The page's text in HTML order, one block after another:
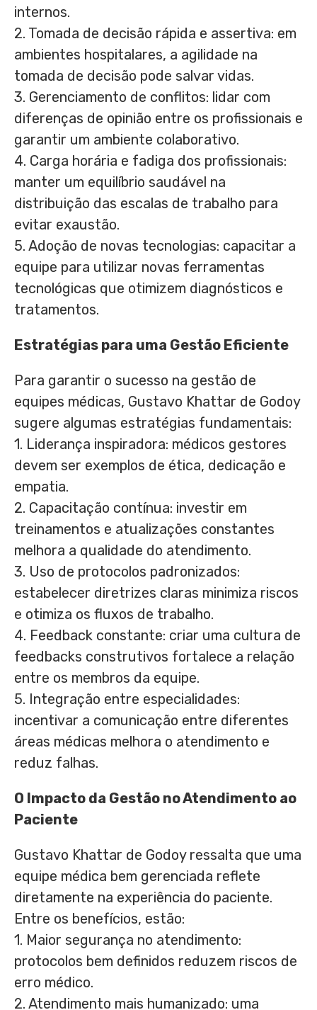
internos.
2. Tomada de decisão rápida e assertiva: em
ambientes hospitalares, a agilidade na
tomada de decisão pode salvar vidas.
3. Gerenciamento de conflitos: lidar com
diferenças de opinião entre os profissionais e
garantir um ambiente colaborativo.
4. Carga horária e fadiga dos profissionais:
manter um equilíbrio saudável na
distribuição das escalas de trabalho para
evitar exaustão.
5. Adoção de novas tecnologias: capacitar a
equipe para utilizar novas ferramentas
tecnológicas que otimizem diagnósticos e
tratamentos.
Estratégias para uma Gestão Eficiente
Para garantir o sucesso na gestão de
equipes médicas, Gustavo Khattar de Godoy
sugere algumas estratégias fundamentais:
1. Liderança inspiradora: médicos gestores
devem ser exemplos de ética, dedicação e
empatia.
2. Capacitação contínua: investir em
treinamentos e atualizações constantes
melhora a qualidade do atendimento.
3. Uso de protocolos padronizados:
estabelecer diretrizes claras minimiza riscos
e otimiza os fluxos de trabalho.
4. Feedback constante: criar uma cultura de
feedbacks construtivos fortalece a relação
entre os membros da equipe.
5. Integração entre especialidades:
incentivar a comunicação entre diferentes
áreas médicas melhora o atendimento e
reduz falhas.
O Impacto da Gestão no Atendimento ao
Paciente
Gustavo Khattar de Godoy ressalta que uma
equipe médica bem gerenciada reflete
diretamente na experiência do paciente.
Entre os benefícios, estão:
1. Maior segurança no atendimento:
protocolos bem definidos reduzem riscos de
erro médico.
2. Atendimento mais humanizado: uma